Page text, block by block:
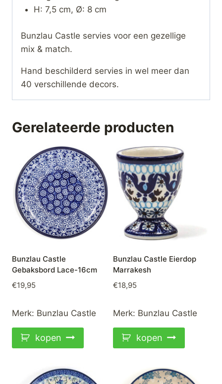
H: 7,5 cm, Ø: 8 cm
Bunzlau Castle servies voor een gezellige
mix & match.
Hand beschilderd servies in wel meer dan
40 verschillende decors.
Gerelateerde producten
Bunzlau Castle
Gebaksbord Lace-16cm
€19,95
Merk: Bunzlau Castle
kopen
Bunzlau Castle Eierdop
Marrakesh
€18,95
Merk: Bunzlau Castle
kopen